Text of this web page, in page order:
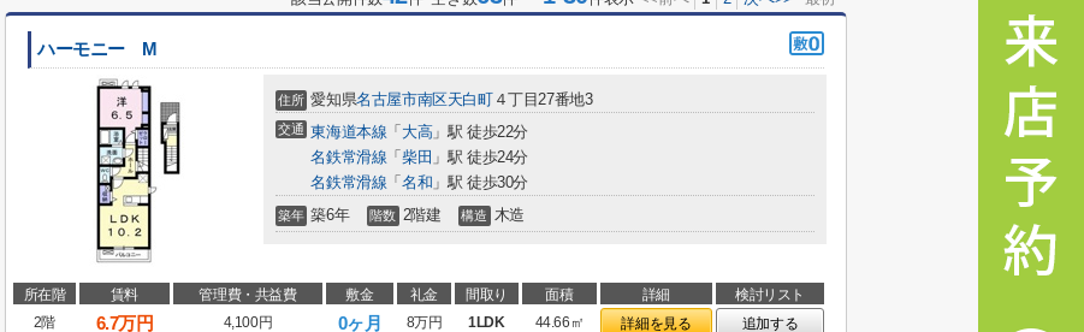
ハーモニー M
住所 愛知県名古屋市南区天白町４丁目27番地3
交通 東海道本線 「 大高」駅 徒歩22分
名鉄常滑線 「 柴田 」駅 徒歩24分
名鉄常滑線 「 名和 」駅 徒歩30分
築年 築6年 階数 2階建 構造 木造
所在階 賃料 管理費・共益費 敷金 礼金 間取り 面積 詳細
検討リスト
2階
6.7万円 4,100円 0ヶ月 8万円 1LDK 44.66㎡ 詳細を見る
追加する